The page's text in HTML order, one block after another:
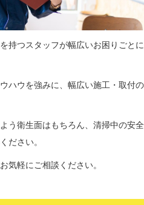
持つスタッフが幅広いお困りごとに
ハウを強みに、幅広い施工・取付の
う衛生面はもちろん、清掃中の安全
ださい。
気軽にご相談ください。